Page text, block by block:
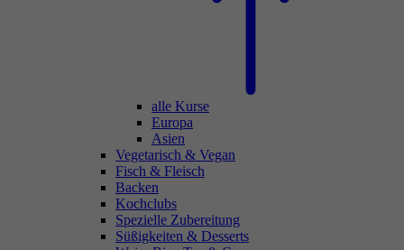
alle Kurse
Europa
Asien
Vegetarisch & Vegan
Fisch & Fleisch
Backen
Kochclubs
Spezielle Zubereitung
Süßigkeiten & Desserts